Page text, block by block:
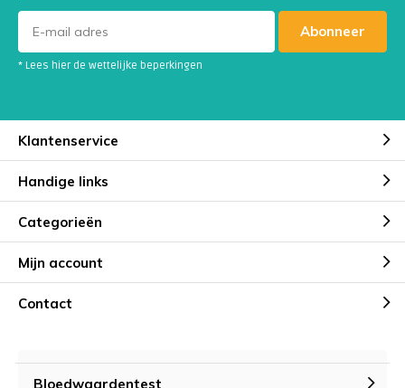
Abonneer
* Lees hier de wettelijke beperkingen
Klantenservice
Handige links
Categorieën
Mijn account
Contact
Bloedwaardentest